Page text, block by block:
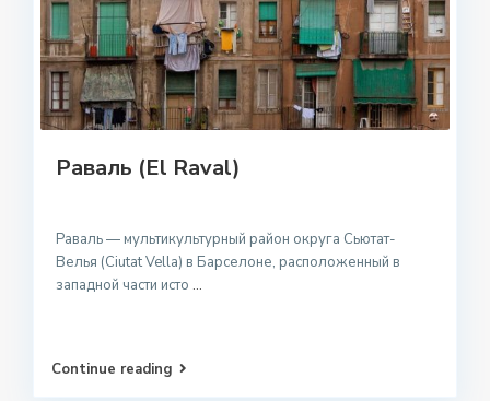
Раваль (El Raval)
Раваль — мультикультурный район округа Сьютат-
Велья (Ciutat Vella) в Барселоне, расположенный в
западной части исто ...
Continue reading